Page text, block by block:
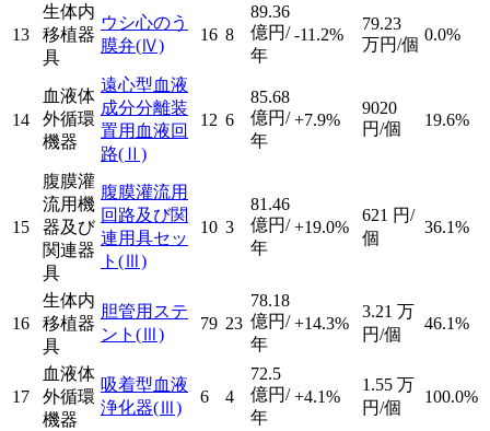
13
生体内
移植器
具
ウシ心のう
膜弁(Ⅳ)
16 8
89.36
億円/
年
-11.2%
79.23
万円/個
0.0%
14
血液体
外循環
機器
遠心型血液
成分分離装
置用血液回
路(Ⅱ)
12 6
85.68
億円/
年
+7.9%
9020
円/個
19.6%
15
腹膜灌
流用機
器及び
関連器
具
腹膜灌流用
回路及び関
連用具セッ
ト (Ⅲ)
10 3
81.46
億円/
年
+19.0%
621 円/
個
36.1%
16
生体内
移植器
具
胆管用ステ
ント (Ⅲ)
79 23
78.18
億円/
年
+14.3%
3.21 万
円/個
46.1%
17
血液体
外循環
機器
吸着型血液
浄化器(Ⅲ)
6 4
72.5
億円/
年
+4.1%
1.55 万
円/個
100.0%